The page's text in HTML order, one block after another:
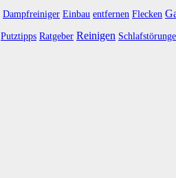
Dampfreiniger Einbau entfernen Flecken
Putztipps Ratgeber Reinigen